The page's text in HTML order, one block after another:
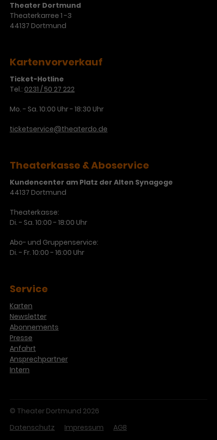
Theater Dortmund
Theaterkarree 1 -3
44137 Dortmund
Kartenvorverkauf
Ticket-Hotline
Tel.: 0231 / 50 27 222
Mo. - Sa. 10:00 Uhr - 18:30 Uhr
ticketservice@theaterdo.de
Theaterkasse & Aboservice
Kundencenter am Platz der Alten Synagoge
44137 Dortmund
Theaterkasse:
Di. - Sa. 10:00 - 18:00 Uhr
Abo- und Gruppenservice:
Di. - Fr. 10:00 - 16:00 Uhr
Service
Karten
Newsletter
Abonnements
Presse
Anfahrt
Ansprechpartner
Intern
© Theater Dortmund 2026
Datenschutz
Impressum AGB